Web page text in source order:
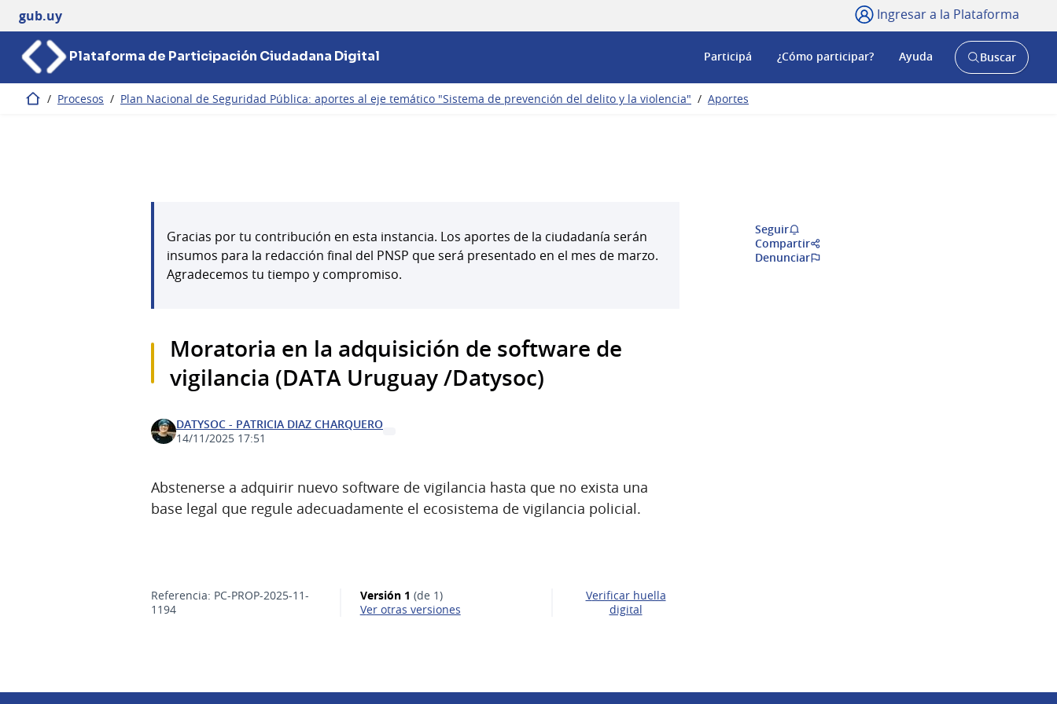
gub.uy Ingresar a la Plataforma
Plataforma de Participación Ciudadana Digital Participá ¿Cómo participar? Ayuda
AbrirBuscar
Inicio / Procesos / Plan Nacional de Seguridad Pública: aportes al eje temático "Sistema de prevención del delito y la violencia" / Aportes
Gracias por tu contribución en esta instancia. Los aportes de la ciudadanía serán
insumos para la redacción final del PNSP que será presentado en el mes de marzo.
Agradecemos tu tiempo y compromiso.
Moratoria en la adquisición de software de
vigilancia (DATA Uruguay /Datysoc)
DATYSOC - PATRICIA DIAZ CHARQUERO
14/11/2025 17:51
Abstenerse a adquirir nuevo software de vigilancia hasta que no exista una
base legal que regule adecuadamente el ecosistema de vigilancia policial.
Seguir
Compartir
Denunciar
Referencia: PC-PROP-2025-11-
1194
Versión 1 (de 1)
ver otras versiones
Verificar huella
digital